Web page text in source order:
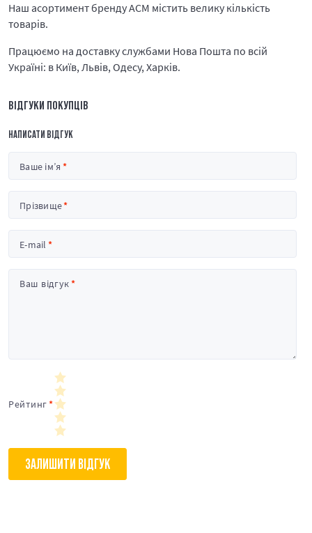
Наш асортимент бренду ACM містить велику кількість
товарів.
Працюємо на доставку службами Нова Пошта по всій
Україні: в Київ, Львів, Одесу, Харків.
ВІДГУКИ ПОКУПЦІВ
НАПИСАТИ ВІДГУК
Ваше ім’я
Прізвище
E-mail
Ваш відгук
Рейтинг
ЗАЛИШИТИ ВІДГУК